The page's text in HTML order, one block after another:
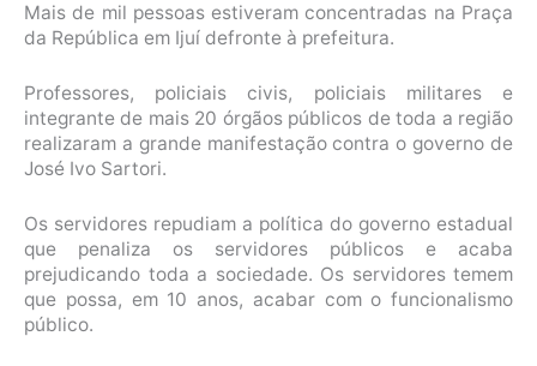
Mais de mil pessoas estiveram concentradas na Praça
da República em Ijuí defronte à prefeitura.
Professores, policiais civis, policiais militares e
integrante de mais 20 órgãos públicos de toda a região
realizaram a grande manifestação contra o governo de
José Ivo Sartori.
Os servidores repudiam a política do governo estadual
que penaliza os servidores públicos e acaba
prejudicando toda a sociedade. Os servidores temem
que possa, em 10 anos, acabar com o funcionalismo
público.